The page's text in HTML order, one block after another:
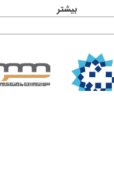
بیشتر